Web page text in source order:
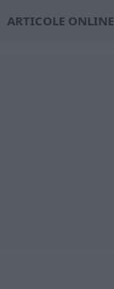
ARTICOLE ONLINE